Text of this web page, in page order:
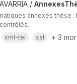
/
annexes thèse
xml-tei
xsl + 3